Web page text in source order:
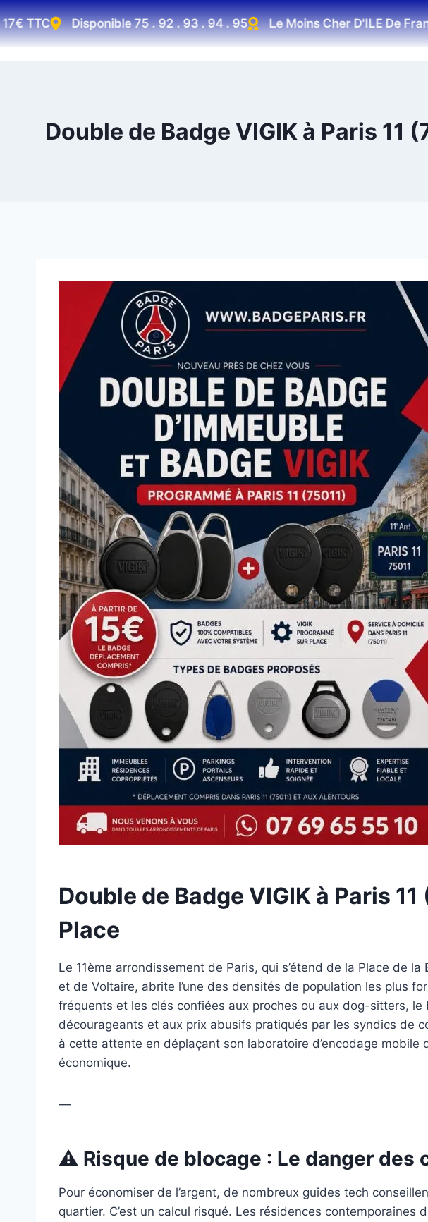
TTC Disponible 75 . 92 . 93 . 94 . 95 Le Moins Cher D'ILE De France
Double de Badge VIGIK à Paris 11
Double de Badge VIGIK à Paris
Place
Le 11ème arrondissement de Paris, qui s’étend de la Place de
et de Voltaire, abrite l’une des densités de population les plus
fréquents et les clés confiées aux proches ou aux dog-sitters,
décourageants et aux prix abusifs pratiqués par les syndics de
à cette attente en déplaçant son laboratoire d’encodage
économique.
—
⚠️ Risque de blocage : Le danger des
Pour économiser de l’argent, de nombreux guides tech
quartier. C’est un calcul risqué. Les résidences